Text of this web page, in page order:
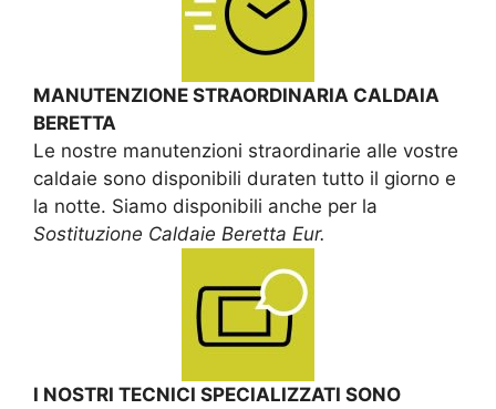
MANUTENZIONE STRAORDINARIA CALDAIA
BERETTA
Le nostre manutenzioni straordinarie alle vostre
caldaie sono disponibili duraten tutto il giorno e
la notte. Siamo disponibili anche per la
Sostituzione Caldaie Beretta Eur.
I NOSTRI TECNICI SPECIALIZZATI SONO